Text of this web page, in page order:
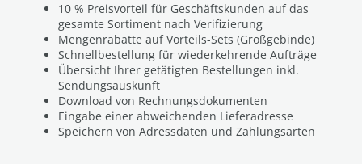
10 % Preisvorteil für Geschäftskunden auf das
gesamte Sortiment nach Verifizierung
Mengenrabatte auf Vorteils-Sets (Großgebinde)
Schnellbestellung für wiederkehrende Aufträge
Übersicht Ihrer getätigten Bestellungen inkl.
Sendungsauskunft
Download von Rechnungsdokumenten
Eingabe einer abweichenden Lieferadresse
Speichern von Adressdaten und Zahlungsarten